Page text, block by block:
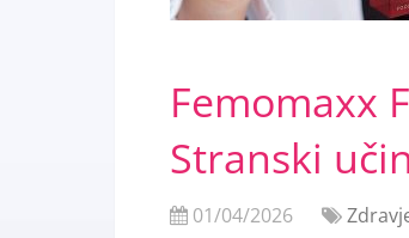
Femomaxx
Stranski
01/04/2026